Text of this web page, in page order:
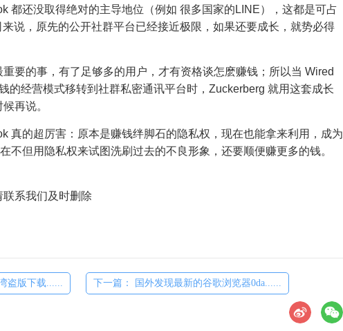
都还没取得绝对的主导地位（例如 很多国家的LINE），这都是可占
说，原先的公开社群平台已经接近极限，如果还要成长，就势必得
要的事，有了足够多的用户，才有资格谈怎麽赚钱；所以当 Wired
的经营模式移转到社群私密通讯平台时，Zuckerberg 就用这套成长
再说。
真的超厉害：原本是赚钱绊脚石的隐私权，现在也能拿来利用，成为
不但用隐私权来试图洗刷过去的不良形象，还要顺便赚更多的钱。
系我们及时删除
湾盗版下载...... 下一篇： 国外发现最新的谷歌浏览器0da......